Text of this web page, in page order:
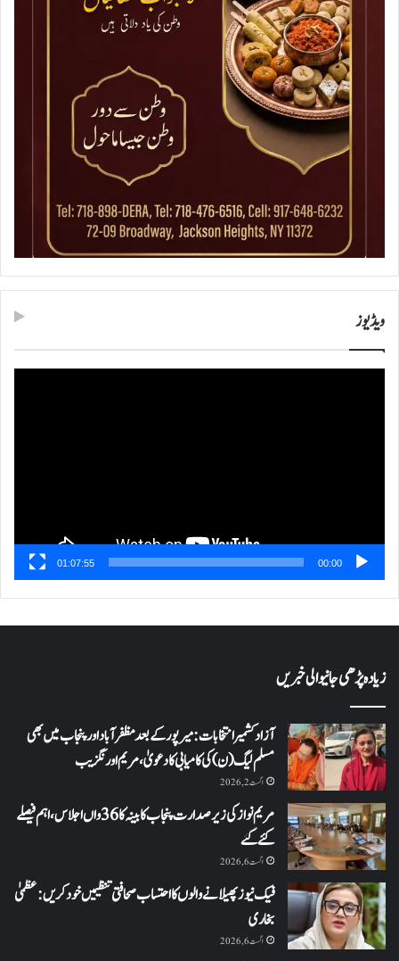
ویڈیوز
00:00
01:07:55
زیادہ پڑھی جانیوالی خبریں
آزاد کشمیر انتخابات: میرپور کے بعد مظفرآباد اور پنجاب میں بھی
مسلم لیگ (ن) کی کامیابی کا دعویٰ، مریم اورنگزیب
اگست 2, 2026
مریم نواز کی زیر صدارت پنجاب کابینہ کا 36واں اجلاس،اہم فیصلے
کئے گئے
اگست 6, 2026
فیک نیوز پھیلانے والوں کا احتساب صحافتی تنظیمیں خود کریں: عظمیٰ
بخاری
اگست 6, 2026